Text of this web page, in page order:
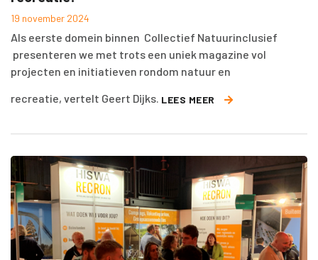
19 november 2024
Als eerste domein binnen Collectief Natuurinclusief
presenteren we met trots een uniek magazine vol
projecten en initiatieven rondom natuur en
recreatie, vertelt Geert Dijks. LEES MEER